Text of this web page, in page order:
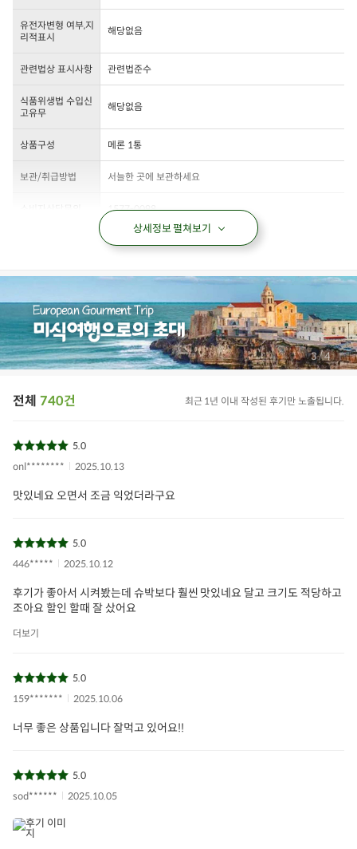
유전자변형 여부,지
리적표시
해당없음
관련법상 표시사항 관련법준수
식품위생법 수입신
고유무
해당없음
상품구성 메론 1통
보관/취급방법 서늘한 곳에 보관하세요
1577-0098
상세정보 펼쳐보기
3/4
전체 740건 최근 1년 이내 작성된 후기만 노출됩니다.
5.0
onl********
2025.10.13
맛있네요 오면서 조금 익었더라구요
5.0
446*****
2025.10.12
후기가 좋아서 시켜봤는데 슈박보다 훨씬 맛있네요 달고 크기도 적당하고
조아요 할인 할때 잘 샀어요
더보기
5.0
159*******
2025.10.06
너무 좋은 상품입니다 잘먹고 있어요!!
5.0
sod******
2025.10.05